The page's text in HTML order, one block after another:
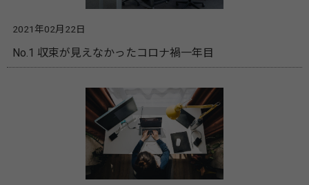
2021年02月22日
No.1 収束が見えなかったコロナ禍一年目